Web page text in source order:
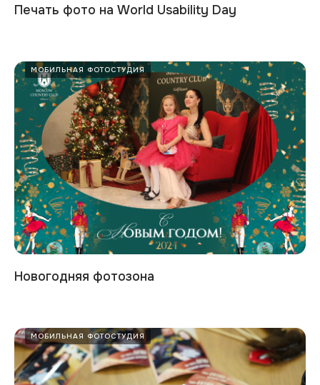
Печать фото на World Usability Day
МОБИЛЬНАЯ ФОТОСТУДИЯ
Новогодняя фотозона
МОБИЛЬНАЯ ФОТОСТУДИЯ